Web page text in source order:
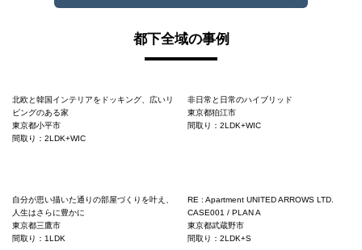
都下全域の事例
北欧と韓国インテリアをドッキング、広いリ
ビングのある家
東京都小平市
間取り：2LDK+WIC
非日常と日常のハイブリッド
東京都狛江市
間取り：2LDK+WIC
自分が思い描いた通りの部屋づくりを叶え、
人生はさらに豊かに
東京都三鷹市
間取り：1LDK
RE : Apartment UNITED ARROWS LTD.
CASE001 / PLAN A
東京都武蔵野市
間取り：2LDK+S